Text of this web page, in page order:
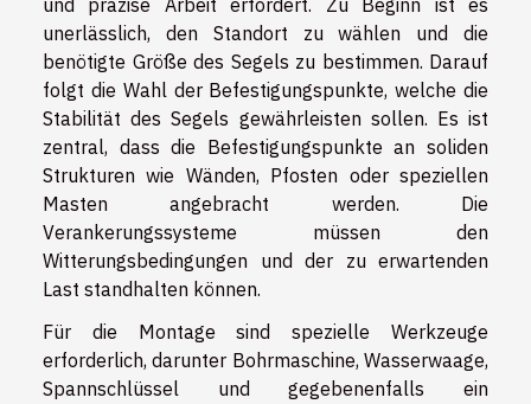
und präzise Arbeit erfordert. Zu Beginn ist es
unerlässlich, den Standort zu wählen und die
benötigte Größe des Segels zu bestimmen. Darauf
folgt die Wahl der Befestigungspunkte, welche die
Stabilität des Segels gewährleisten sollen. Es ist
zentral, dass die Befestigungspunkte an soliden
Strukturen wie Wänden, Pfosten oder speziellen
Masten angebracht werden. Die
Verankerungssysteme müssen den
Witterungsbedingungen und der zu erwartenden
Last standhalten können.
Für die Montage sind spezielle Werkzeuge
erforderlich, darunter Bohrmaschine, Wasserwaage,
Spannschlüssel und gegebenenfalls ein